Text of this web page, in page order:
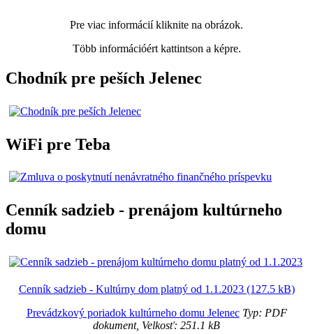
Pre viac informácií kliknite na obrázok.
Több információért kattintson a képre.
Chodník pre peších Jelenec
WiFi pre Teba
Cenník sadzieb - prenájom kultúrneho
domu
Cenník sadzieb - Kultúrny dom platný od 1.1.2023 (127.5 kB)
Prevádzkový poriadok kultúrneho domu JelenecTyp: PDF
dokument, Velkosť: 251.1 kB